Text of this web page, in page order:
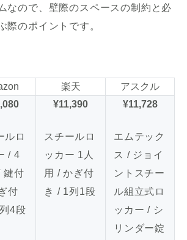
なので、壁際のスペースの制約と必
際のポイントです。
楽天
アスクル
ルロ
/ 4
鍵付
付
4段
¥11,390
スチールロ
ッカー 1人
用 / かぎ付
き / 1列1段
¥11,728
エムテック
ス / ジョイ
ントスチー
ル組立式ロ
ッカー / シ
リンダー錠